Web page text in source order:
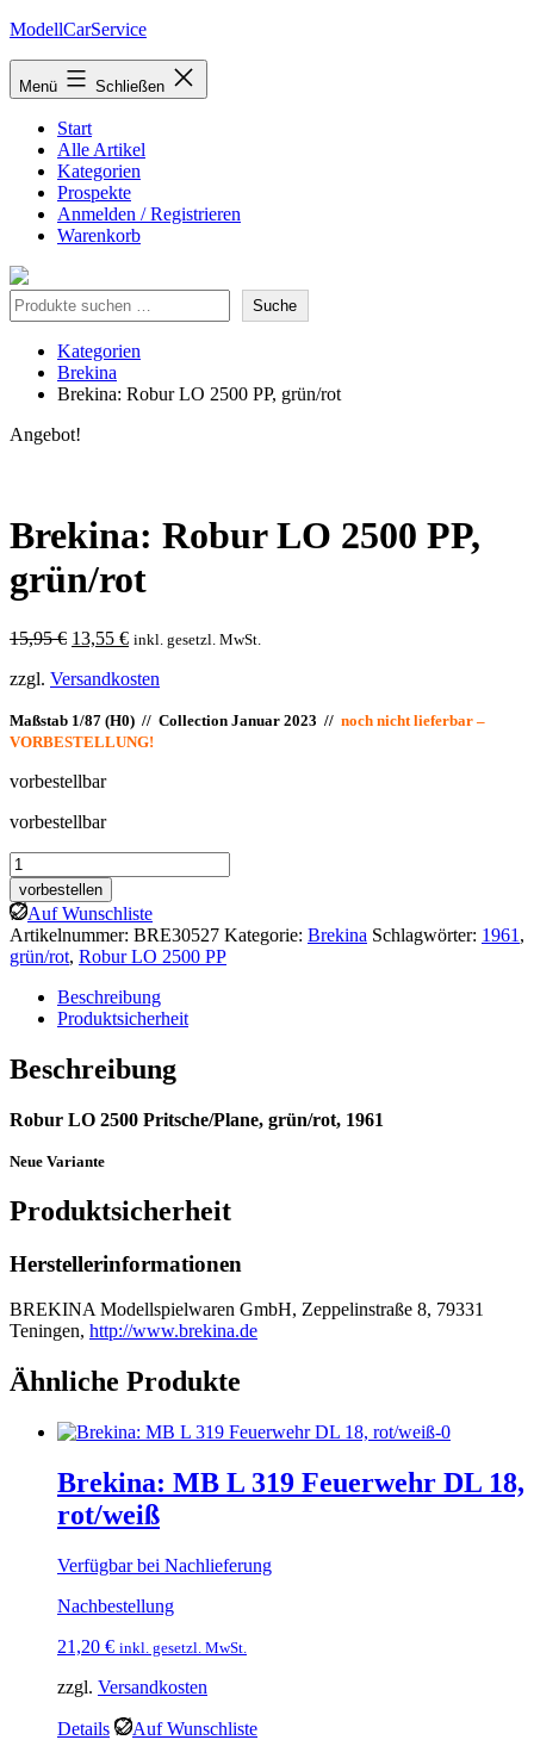
Zum
springen
ModellCarService
Menü Schließen
Start
Alle Artikel
Kategorien
Prospekte
Anmelden / Registrieren
Warenkorb
Suche Suche
Kategorien
Brekina
Brekina: Robur LO 2500 PP, grün/rot
Angebot!
Brekina: Robur LO 2500 PP,
grün/rot
15,95€ Ursprünglicher
war:
13,55 €Aktueller
ist:
inkl. gesetzl. MwSt.
zzgl. Versandkosten
Maßstab 1/87 (H0) // Collection Januar 2023 // noch nicht lieferbar –
VORBESTELLUNG!
vorbestellbar
vorbestellbar
Brekina:
Robur
LO
2500
PP,
grün/rot
Menge
vorbestellen
Auf Wunschliste
Artikelnummer: BRE30527 Kategorie: Brekina Schlagwörter: 1961 ,
grün/rot, Robur LO 2500 PP
Beschreibung
Produktsicherheit
Beschreibung
Robur LO 2500 Pritsche/Plane, grün/rot, 1961
Neue Variante
Produktsicherheit
Herstellerinformationen
BREKINA Modellspielwaren GmbH, Zeppelinstraße 8, 79331
Teningen, http://www.brekina.de
Ähnliche Produkte
Brekina: MB L 319 Feuerwehr DL 18,
rot/weiß
Verfügbar bei Nachlieferung
Nachbestellung
21,20 € inkl. gesetzl. MwSt.
zzgl. Versandkosten
Details Auf Wunschliste